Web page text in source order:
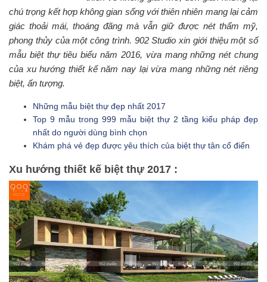
chú trọng kết hợp không gian sống với thiên nhiên mang lại cảm
giác thoải mái, thoáng đãng mà vẫn giữ được nét thẩm mỹ,
phong thủy của một công trình. 902 Studio xin giới thiệu một số
mẫu biệt thự tiêu biểu năm 2016, vừa mang những nét chung
của xu hướng thiết kế năm nay lại vừa mang những nét riêng
biệt, ấn tượng.
Những mẫu biệt thự đẹp nhất 2017
Top 9 mẫu trong 999 mẫu biệt thự 2 tầng kiểu pháp đẹp
nhất do người dùng bình chọn
Khám phá vẻ đẹp được yêu thích của biệt thự tân cổ điển
Xu hướng thiết kế biệt thự 2017 :